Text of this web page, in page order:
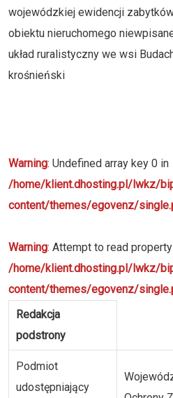
wojewódzkiej ewidencji
obiektu nieruchomego
układ ruralistyczny we wsi
krośnieński
Warning: Undefined array key 0 in
/home/klient.dhosting.pl/lwkz/
content/themes/egovenz/
Warning: Attempt to read
/home/klient.dhosting.pl/lwkz/
content/themes/egovenz/
Redakcja
podstrony
Podmiot
udostępniający